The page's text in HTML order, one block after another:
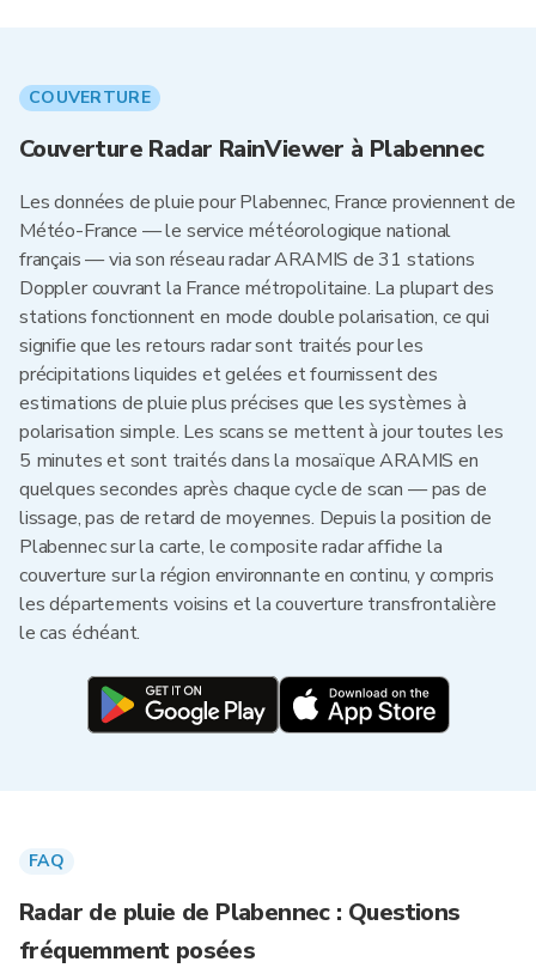
COUVERTURE
Couverture Radar RainViewer à Plabennec
Les données de pluie pour Plabennec, France proviennent de
Météo-France — le service météorologique national
français — via son réseau radar ARAMIS de 31 stations
Doppler couvrant la France métropolitaine. La plupart des
stations fonctionnent en mode double polarisation, ce qui
signifie que les retours radar sont traités pour les
précipitations liquides et gelées et fournissent des
estimations de pluie plus précises que les systèmes à
polarisation simple. Les scans se mettent à jour toutes les
5 minutes et sont traités dans la mosaïque ARAMIS en
quelques secondes après chaque cycle de scan — pas de
lissage, pas de retard de moyennes. Depuis la position de
Plabennec sur la carte, le composite radar affiche la
couverture sur la région environnante en continu, y compris
les départements voisins et la couverture transfrontalière
le cas échéant.
FAQ
Radar de pluie de Plabennec : Questions
fréquemment posées